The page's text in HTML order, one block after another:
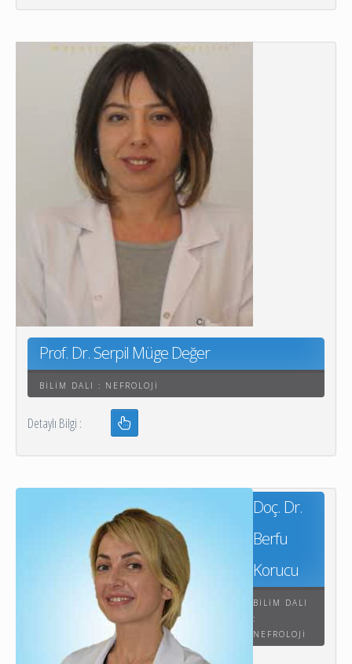
Prof. Dr. Serpil Müge Değer
BILIM DALI : NEFROLOJI
Detaylı Bilgi :
Doç. Dr.
Berfu
Korucu
BILIM DALI
:
NEFROLOJI